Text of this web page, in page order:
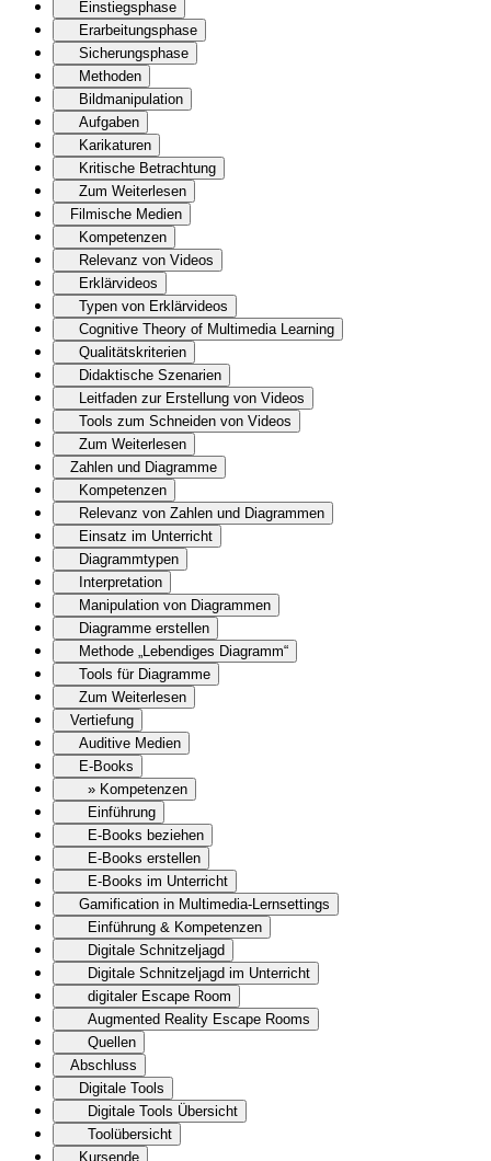
Einstiegsphase
Erarbeitungsphase
Sicherungsphase
Methoden
Bildmanipulation
Aufgaben
Karikaturen
Kritische Betrachtung
Zum Weiterlesen
Filmische Medien
Kompetenzen
Relevanz von Videos
Erklärvideos
Typen von Erklärvideos
Cognitive Theory of Multimedia Learning
Qualitätskriterien
Didaktische Szenarien
Leitfaden zur Erstellung von Videos
Tools zum Schneiden von Videos
Zum Weiterlesen
Zahlen und Diagramme
Kompetenzen
Relevanz von Zahlen und Diagrammen
Einsatz im Unterricht
Diagrammtypen
Interpretation
Manipulation von Diagrammen
Diagramme erstellen
Methode „Lebendiges Diagramm“
Tools für Diagramme
Zum Weiterlesen
Vertiefung
Auditive Medien
E-Books
» Kompetenzen
Einführung
E-Books beziehen
E-Books erstellen
E-Books im Unterricht
Gamification in Multimedia-Lernsettings
Einführung & Kompetenzen
Digitale Schnitzeljagd
Digitale Schnitzeljagd im Unterricht
digitaler Escape Room
Augmented Reality Escape Rooms
Quellen
Abschluss
Digitale Tools
Digitale Tools Übersicht
Toolübersicht
Kursende